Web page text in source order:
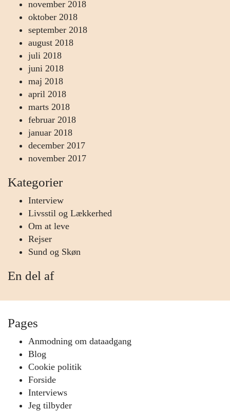
november 2018
oktober 2018
september 2018
august 2018
juli 2018
juni 2018
maj 2018
april 2018
marts 2018
februar 2018
januar 2018
december 2017
november 2017
Kategorier
Interview
Livsstil og Lækkerhed
Om at leve
Rejser
Sund og Skøn
En del af
Pages
Anmodning om dataadgang
Blog
Cookie politik
Forside
Interviews
Jeg tilbyder